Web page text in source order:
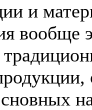
и
вообще